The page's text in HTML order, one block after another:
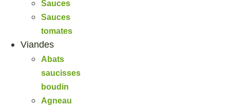
Sauces
Sauces
tomates
Viandes
Abats
saucisses
boudin
Agneau